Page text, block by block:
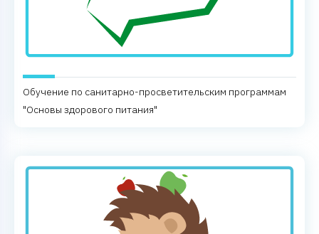
Обучение по санитарно-просветительским программам
"Основы здорового питания"